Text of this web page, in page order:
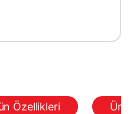
Özellikleri